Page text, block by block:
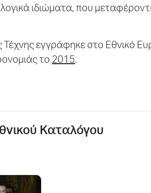
ιδιώματα, που
Τέχνης εγγράφηκε στο Εθνικό
το 2015.
Καταλόγου